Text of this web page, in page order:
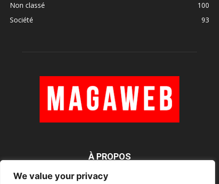
We value your privacy
Non classé
100
Société
93
À PROPOS